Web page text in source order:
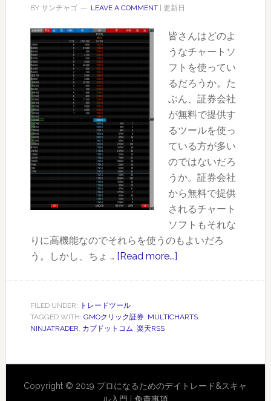
と
ン
ブ
ッ
ト
証
券
BY サンチャゴ LEAVE A COMMENT| 更新日
皆さんはどのよ
うなチャートソ
フトを使ってい
るだろうか。た
ぶん、証券会社
が無料で提供す
るツールを使っ
ている方が多い
のではないだろ
うか。証券会社
から無料で提供
されるチャート
ソフトもそれな
りに高機能なのでそれらを使うのもよいだろ
う。しかし、ちょ … [Read more...]
使
高
機
FILED UNDER: トレードツール
TAGGED WITH: GMOクリック証券, MULTICHARTS,
NINJATRADER, カブドットコム, 楽天RSS
Copyright © 2019 プロになるためのデイトレード&スキャ